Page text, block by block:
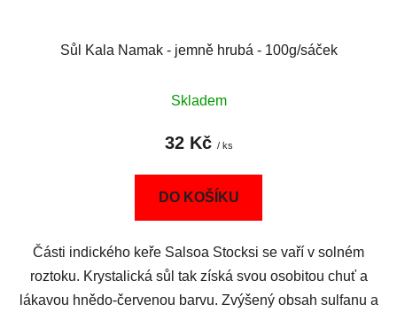
Sůl Kala Namak - jemně hrubá - 100g/sáček
Skladem
32 Kč / ks
DO KOŠÍKU
Části indického keře Salsoa Stocksi se vaří v solném
roztoku. Krystalická sůl tak získá svou osobitou chuť a
lákavou hnědo-červenou barvu. Zvýšený obsah sulfanu a